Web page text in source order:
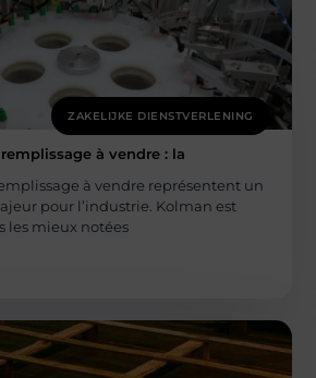
ZAKELIJKE DIENSTVERLENING
à vendre : la
à vendre représentent un
pour l’industrie. Kolman est
les mieux notées